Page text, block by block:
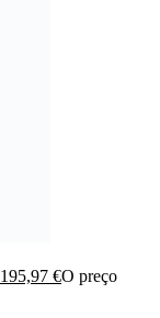
195,97 €O preço